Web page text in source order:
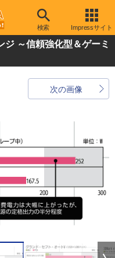
検索 Impressサイト
～信頼強化型＆ゲーミ
次の画像